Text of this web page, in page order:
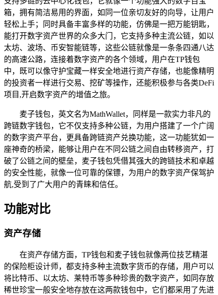
箱，拥有简洁易用的界面，如同一位亲切友好的向导，让用户
轻松上手；同时具备丰富多样的功能，仿佛是一把万能钥匙，
能打开数字资产世界的众多大门，它支持多种主流公链，如以
太坊、波场、币安智能链等，这些公链就像是一条条四通八达
的高速公路，连接着数字资产的各个领域，用户在TP钱包
中，既可以像守护宝藏一样安全地进行资产存储，也能像精明
的投资者一样进行交易、挖矿等操作，还能积极参与各类DeFi
项目,开启数字资产的增值之旅。
麦子钱包，英文名为MathWallet，同样是一款实力非凡的
跨链数字钱包，它不仅支持多种公链，为用户搭建了一个广阔
的数字资产平台，更具备跨链资产兑换功能，这一功能犹如一
座神奇的桥梁，能够让用户在不同公链之间自由转移资产，打
破了公链之间的壁垒，麦子钱包凭借其强大的跨链技术和卓越
的安全性能，就像一位可靠的保镖，为用户的数字资产保驾护
航,受到了广大用户的青睐和信任。
功能对比
资产存储
在资产存储方面，TP钱包和麦子钱包就像两位技艺精湛
的保险柜设计师，都支持多种主流数字货币的存储，用户可以
将比特币、以太坊、莱特币等多种珍贵的数字资产，如同存放
稀世珍宝一般安全地存放在这两款钱包中，它们都采用了先进